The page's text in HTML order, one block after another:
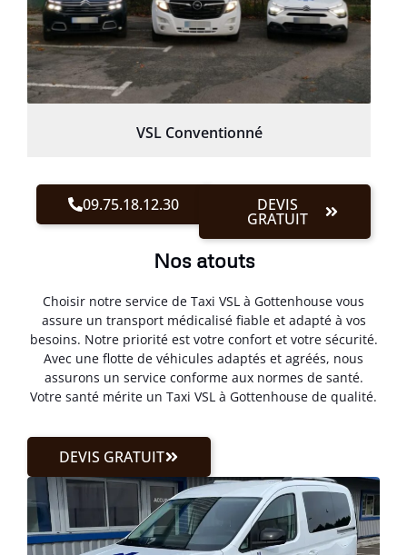
VSL Conventionné
09.75.18.12.30 DEVIS
GRATUIT
Nos atouts
Choisir notre service de Taxi VSL à Gottenhouse vous
assure un transport médicalisé fiable et adapté à vos
besoins. Notre priorité est votre confort et votre sécurité.
Avec une flotte de véhicules adaptés et agréés, nous
assurons un service conforme aux normes de santé.
Votre santé mérite un Taxi VSL à Gottenhouse de qualité.
DEVIS GRATUIT